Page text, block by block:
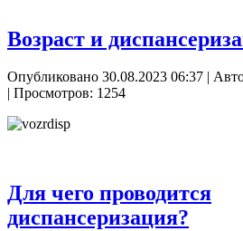
Возраст и
Опубликовано 30.08.2023 06:37 |
| Просмотров: 1254
Для чего проводится
диспансеризация?